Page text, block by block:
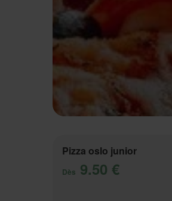
Pizza oslo junior
Dès 9.50 €